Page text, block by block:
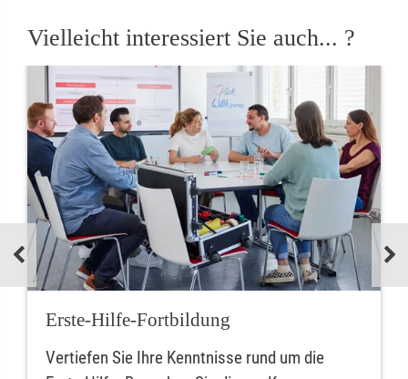
Vielleicht interessiert Sie auch... ?
Erste-Hilfe-Fortbildung
Vertiefen Sie Ihre Kenntnisse rund um die